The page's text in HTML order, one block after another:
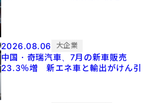
2026.08.06 大企業
中国・奇瑞汽車、7月の新車販売
23.3％増 新エネ車と輸出がけん引